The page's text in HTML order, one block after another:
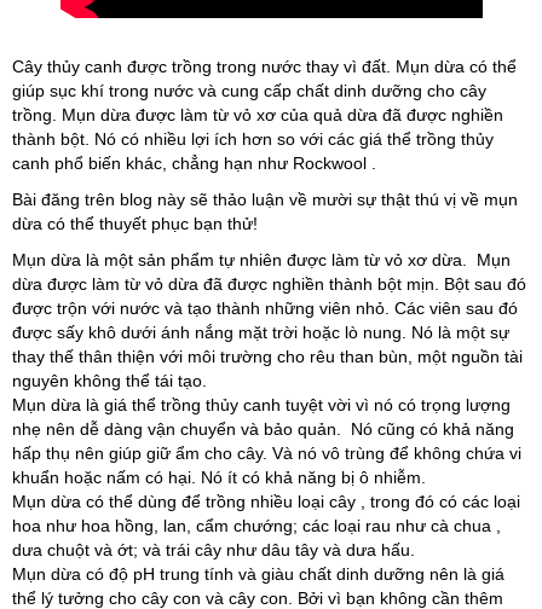
Cây thủy canh được trồng trong nước thay vì đất. Mụn dừa có thể
giúp sục khí trong nước và cung cấp chất dinh dưỡng cho cây
trồng. Mụn dừa được làm từ vỏ xơ của quả dừa đã được nghiền
thành bột. Nó có nhiều lợi ích hơn so với các giá thể trồng thủy
canh phổ biến khác, chẳng hạn như Rockwool .
Bài đăng trên blog này sẽ thảo luận về mười sự thật thú vị về mụn
dừa có thể thuyết phục bạn thử!
Mụn dừa là một sản phẩm tự nhiên được làm từ vỏ xơ dừa. Mụn
dừa được làm từ vỏ dừa đã được nghiền thành bột mịn. Bột sau đó
được trộn với nước và tạo thành những viên nhỏ. Các viên sau đó
được sấy khô dưới ánh nắng mặt trời hoặc lò nung. Nó là một sự
thay thế thân thiện với môi trường cho rêu than bùn, một nguồn tài
nguyên không thể tái tạo.
Mụn dừa là giá thể trồng thủy canh tuyệt vời vì nó có trọng lượng
nhẹ nên dễ dàng vận chuyển và bảo quản. Nó cũng có khả năng
hấp thụ nên giúp giữ ẩm cho cây. Và nó vô trùng để không chứa vi
khuẩn hoặc nấm có hại. Nó ít có khả năng bị ô nhiễm.
Mụn dừa có thể dùng để trồng nhiều loại cây , trong đó có các loại
hoa như hoa hồng, lan, cẩm chướng; các loại rau như cà chua ,
dưa chuột và ớt; và trái cây như dâu tây và dưa hấu.
Mụn dừa có độ pH trung tính và giàu chất dinh dưỡng nên là giá
thể lý tưởng cho cây con và cây con. Bởi vì bạn không cần thêm